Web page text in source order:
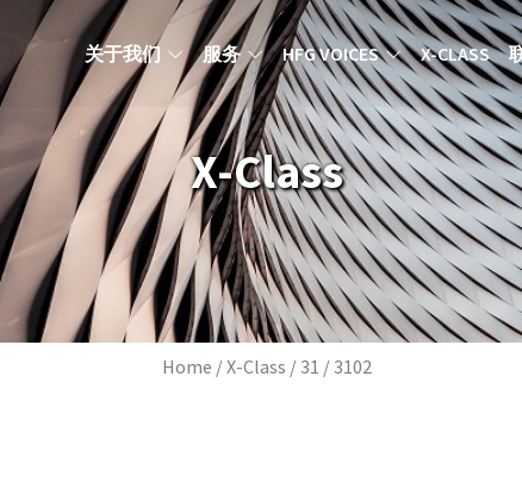
MAIN NAVIGATION ZH
关于我们 服务 HFG VOICES X-CLASS
X-Class
Breadcrumb
Home X-Class 31 3102